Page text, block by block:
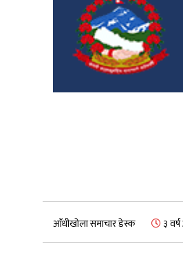
आँधीखोला समाचार डेस्क ३